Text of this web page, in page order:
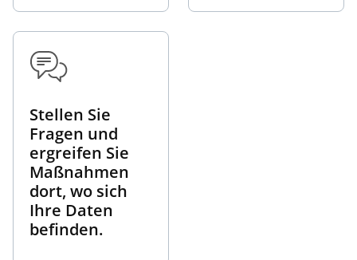
Stellen Sie
Fragen und
ergreifen Sie
Maßnahmen
dort, wo sich
Ihre Daten
befinden.